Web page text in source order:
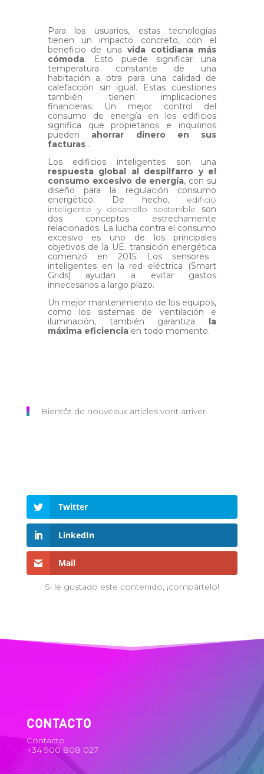
Para los usuarios, estas tecnologías
tienen un impacto concreto, con el
beneficio de una vida cotidiana más
cómoda. Esto puede significar una
temperatura constante de una
habitación a otra para una calidad de
calefacción sin igual. Estas cuestiones
también tienen implicaciones
financieras. Un mejor control del
consumo de energía en los edificios
significa que propietarios e inquilinos
pueden ahorrar dinero en sus
facturas .
Los edificios inteligentes son una
respuesta global al despilfarro y el
consumo excesivo de energía, con su
diseño para la regulación consumo
energético. De hecho, edificio
inteligente y desarrollo sostenible son
dos conceptos estrechamente
relacionados. La lucha contra el consumo
excesivo es uno de los principales
objetivos de la UE. transición energética
comenzó en 2015. Los sensores
inteligentes en la red eléctrica (Smart
Grids) ayudan a evitar gastos
innecesarios a largo plazo.
Un mejor mantenimiento de los equipos,
como los sistemas de ventilación e
iluminación, también garantiza
la
máxima eficienciaen todo momento.
Bientôt de nouveaux articles vont arriver.
Twitter
LinkedIn
Mail
Si le gustado este contenido, ¡compártelo!
CONTACTO
Contacto
+34 900 808 027